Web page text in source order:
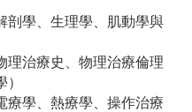
剖學、生理學、肌動學與
理治療史、物理治療倫理
療學、熱療學、操作治療